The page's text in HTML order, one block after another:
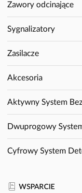
Zawory odcinające
Sygnalizatory
Zasilacze
Akcesoria
Aktywny System
Dwuprogowy
Cyfrowy System
WSPARCIE